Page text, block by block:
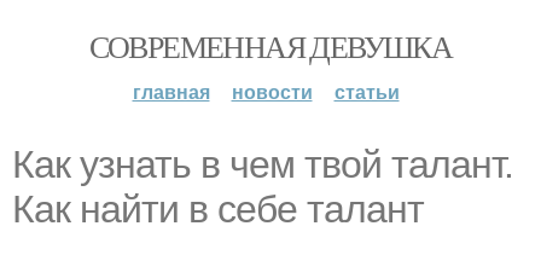
СОВРЕМЕННАЯ ДЕВУШКА
главная новости статьи
Как узнать в чем твой талант.
Как найти в себе талант